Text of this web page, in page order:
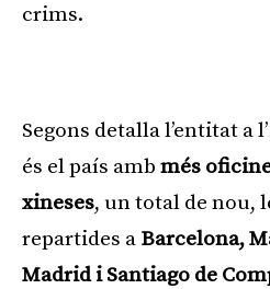
crims.
Segons detalla l’entitat a
és el país amb més
xineses, un total de nou,
repartides a Barcelona,
Madrid i Santiago de